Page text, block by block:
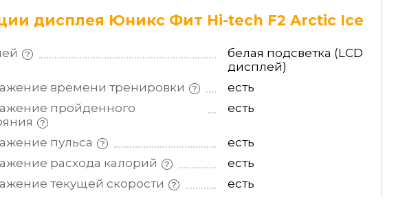
дисплея Юникс Фит Hi-tech F2 Arctic Ice
белая подсветка (LCD
дисплей)
времени тренировки
есть
пройденного
есть
пульса
есть
расхода калорий
есть
текущей скорости есть